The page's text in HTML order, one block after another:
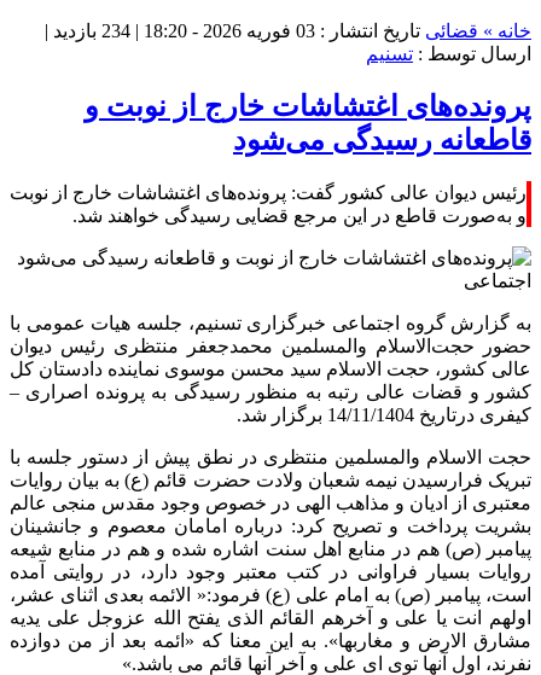
خانه » قضائی تاریخ انتشار : 03 فوریه 2026 - 18:20 | 234 بازدید
|
ارسال توسط : تسنیم
پرونده‌های اغتشاشات خارج از نوبت و
قاطعانه رسیدگی می‌شود
رئیس دیوان عالی کشور گفت: پرونده‌های اغتشاشات خارج از نوبت
و به‌صورت قاطع در این مرجع قضایی رسیدگی خواهند شد.
اجتماعی
به گزارش گروه اجتماعی خبرگزاری تسنیم، جلسه هیات عمومی با
حضور حجت‌الاسلام والمسلمین محمدجعفر منتظری رئیس دیوان
عالی کشور، حجت الاسلام سید محسن موسوی نماینده دادستان کل
کشور و قضات عالی رتبه به منظور رسیدگی به پرونده‌ اصراری –
کیفری درتاریخ 14/11/1404 برگزار شد.
حجت الاسلام والمسلمین منتظری در نطق پیش از دستور جلسه‌ با
تبریک فرارسیدن نیمه شعبان ولادت حضرت قائم (ع) به بیان روایات
معتبری از ادیان و مذاهب الهی در خصوص وجود مقدس منجی عالم
بشریت پرداخت و تصریح کرد: درباره امامان معصوم و جانشینان
پیامبر (ص) هم در منابع اهل سنت اشاره شده و هم در منابع شیعه
روایات بسیار فراوانی در کتب معتبر وجود دارد، در روایتی آمده
است، پیامبر (ص) به امام علی (ع) فرمود:« الائمه بعدی اثنای عشر،
اولهم انت یا علی و آخرهم القائم الذی یفتح الله عزوجل علی یدیه
مشارق الارض و مغاربها». به این معنا که «ائمه بعد از من دوازده
نفرند، اول آنها توی ای علی و آخر آنها قائم می باشد.»